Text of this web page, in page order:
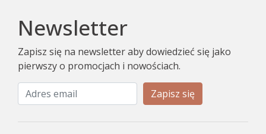
Newsletter
Zapisz się na newsletter aby dowiedzieć się jako
pierwszy o promocjach i nowościach.
Zapisz się